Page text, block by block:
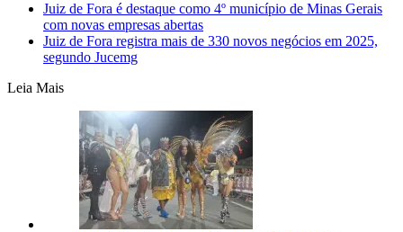
Juiz de Fora é destaque como 4º município de Minas Gerais
com novas empresas abertas
Juiz de Fora registra mais de 330 novos negócios em 2025,
segundo Jucemg
Leia Mais